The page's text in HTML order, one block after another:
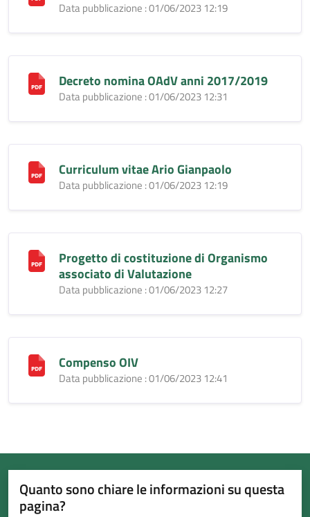
Data pubblicazione : 01/06/2023 12:19
Decreto nomina OAdV anni 2017/2019
Data pubblicazione : 01/06/2023 12:31
Curriculum vitae Ario Gianpaolo
Data pubblicazione : 01/06/2023 12:19
Progetto di costituzione di Organismo
associato di Valutazione
Data pubblicazione : 01/06/2023 12:27
Compenso OIV
Data pubblicazione : 01/06/2023 12:41
Quanto sono chiare le informazioni su questa
pagina?